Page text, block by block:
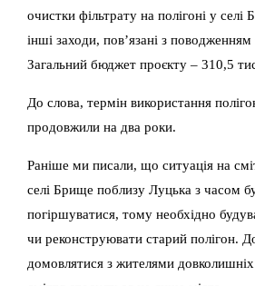
очистки фільтрату на полігоні у
інші заходи, пов’язані з поводженням
Загальний бюджет проєкту – 310,5
До слова, термін використання
продовжили на два роки.
Раніше ми писали, що ситуація на
селі Брище поблизу Луцька з часом
погіршуватися, тому необхідно
чи реконструювати старий полігон.
домовлятися з жителями